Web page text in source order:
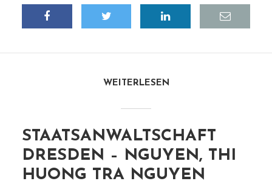
WEITERLESEN
STAATSANWALTSCHAFT
DRESDEN – NGUYEN, THI
HUONG TRA NGUYEN